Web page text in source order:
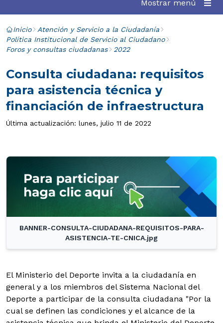
Mostrar menú
Inicio
Atención y Servicio a la Ciudadanía
Política Institucional de Servicio al Ciudadano
Foros y consultas ciudadanas
2022
Consulta ciudadana: requisitos
para asistencia técnica y
financiación de infraestructura
Última actualización: lunes, julio 11 de 2022
BANNER-CONSULTA-CIUDADANA-REQUISITOS-PARA-
ASISTENCIA-TE-CNICA.jpg
El Ministerio del Deporte invita a la ciudadanía en
general y a los miembros del Sistema Nacional del
Deporte a participar de la consulta ciudadana "Por la
cual se definen las condiciones y el alcance de la